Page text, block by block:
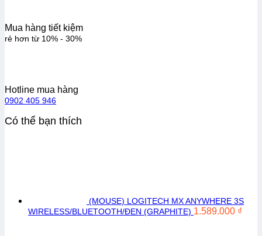
Mua hàng tiết kiệm
rẻ hơn từ 10% - 30%
Hotline mua hàng
0902 405 946
Có thể bạn thích
(MOUSE) LOGITECH MX ANYWHERE 3S
WIRELESS/BLUETOOTH/ĐEN (GRAPHITE) 1.589.000 ₫